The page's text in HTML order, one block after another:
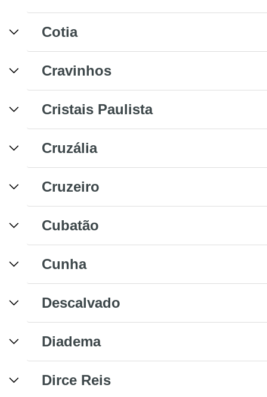
Cotia
Cravinhos
Cristais Paulista
Cruzália
Cruzeiro
Cubatão
Cunha
Descalvado
Diadema
Dirce Reis